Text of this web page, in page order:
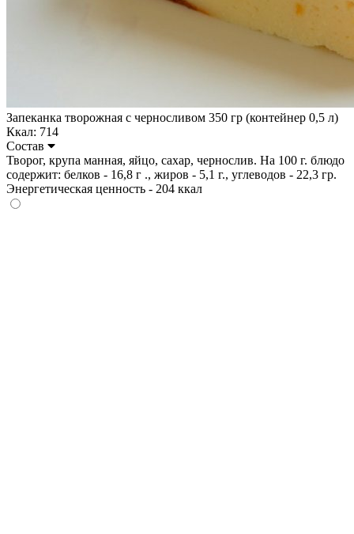
Запеканка творожная с черносливом 350 гр (контейнер 0,5 л)
Ккал: 714
Состав
Творог, крупа манная, яйцо, сахар, чернослив. На 100 г. блюдо
содержит: белков - 16,8 г ., жиров - 5,1 г., углеводов - 22,3 гр.
Энергетическая ценность - 204 ккал